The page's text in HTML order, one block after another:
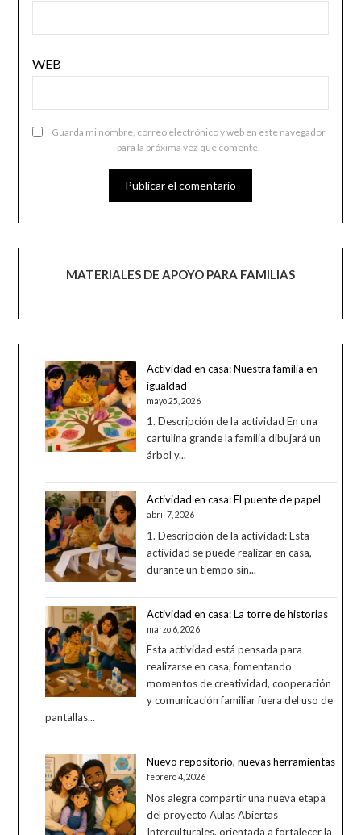
WEB
Guarda mi nombre, correo electrónico y web en este navegador
para la próxima vez que comente.
MATERIALES DE APOYO PARA FAMILIAS
Actividad en casa: Nuestra familia en
igualdad
mayo 25, 2026
1. Descripción de la actividad En una
cartulina grande la familia dibujará un
árbol y...
Actividad en casa: El puente de papel
abril 7, 2026
1. Descripción de la actividad: Esta
actividad se puede realizar en casa,
durante un tiempo sin...
Actividad en casa: La torre de historias
marzo 6, 2026
Esta actividad está pensada para
realizarse en casa, fomentando
momentos de creatividad, cooperación
y comunicación familiar fuera del uso de
pantallas...
Nuevo repositorio, nuevas herramientas
febrero 4, 2026
Nos alegra compartir una nueva etapa
del proyecto Aulas Abiertas
Interculturales, orientada a fortalecer la